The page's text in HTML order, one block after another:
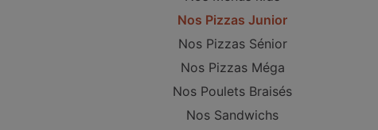
Nos Pizzas Junior
Nos Pizzas Sénior
Nos Pizzas Méga
Nos Poulets Braisés
Nos Sandwichs